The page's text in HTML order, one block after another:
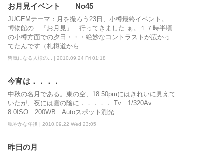
お月見イベント No45
JUGEMテーマ：月を撮ろう23日、小樽最終イベント。
博物館の 『お月見』 行ってきました ぁ。１７時半頃
の小樽方面での夕日・・・絶妙なコントラストが広かっ
てたんです（札樽道から...
皆気になる人様の... | 2010.09.24 Fri 01:18
今宵は．．．．
中秋の名月である。東の空、18:50pmにはきれいに見えて
いたが、夜には雲の陰に．．．．． Tv 1/320Av
8.0ISO 200WB Autoスポット測光
穏やかな午後 | 2010.09.22 Wed 23:05
昨日の月